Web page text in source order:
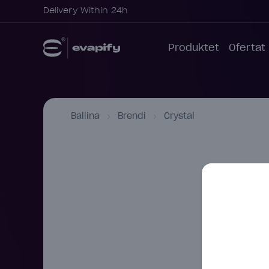
Delivery Within 24h
Produktet Ofertat
Ballina Brendi Crystal